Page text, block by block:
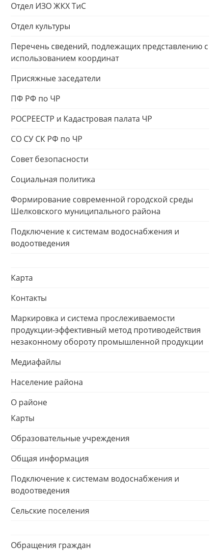
Отдел ИЗО ЖКХ ТиС
Отдел культуры
Перечень сведений, подлежащих представлению с
использованием координат
Присяжные заседатели
ПФ РФ по ЧР
РОСРЕЕСТР и Кадастровая палата ЧР
СО СУ СК РФ по ЧР
Совет безопасности
Социальная политика
Формирование современной городской среды
Шелковского муниципального района
Подключение к системам водоснабжения и
водоотведения
Карта
Контакты
Маркировка и система прослеживаемости
продукции-эффективный метод противодействия
незаконному обороту промышленной продукции
Медиафайлы
Население района
О районе
Карты
Образовательные учреждения
Общая информация
Подключение к системам водоснабжения и
водоотведения
Сельские поселения
Обращения граждан